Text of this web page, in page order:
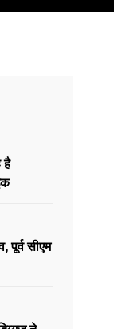
है
पूर्व सीएम